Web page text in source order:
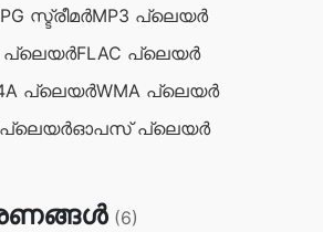
സ്ട്രീമര്‍MP3 പ്ലെയർ
പ്ലെയർFLAC പ്ലെയർ
പ്ലെയർWMA പ്ലെയർ
ഓപസ് പ്ലെയർ
(6)